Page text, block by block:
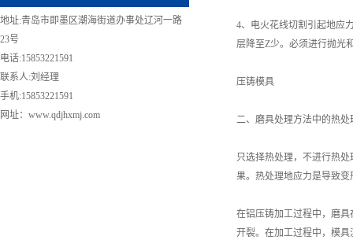
地址:青岛市即墨区潮海街道办事处辽河一路
23号
电话:15853221591
联系人:刘经理
手机:15853221591
网址：www.qdjhxmj.com
4、电火花线切割引起地应
层降至Z少。必须进行抛光
压铸模具
二、磨具处理方法中的热
只选择热处理，不进行热
果。热处理地应力是导致
在铝压铸加工过程中，磨
开裂。在加工过程中，模